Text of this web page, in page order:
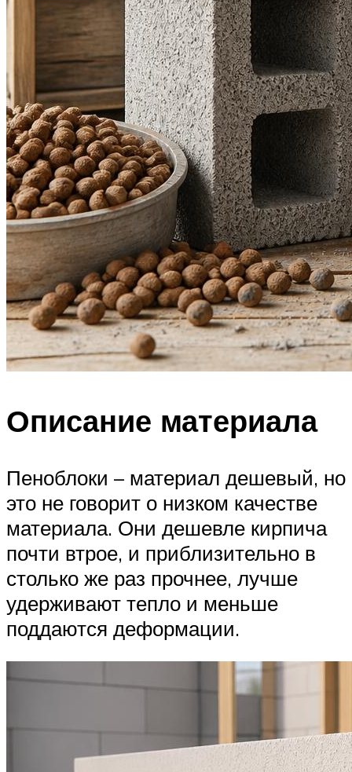
Описание материала
Пеноблоки – материал дешевый, но
это не говорит о низком качестве
материала. Они дешевле кирпича
почти втрое, и приблизительно в
столько же раз прочнее, лучше
удерживают тепло и меньше
поддаются деформации.